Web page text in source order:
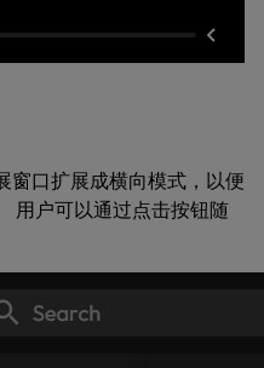
窗口扩展成横向模式，以便
用户可以通过点击按钮随